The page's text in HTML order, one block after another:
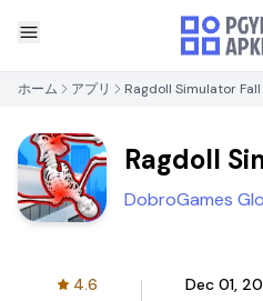
ホーム アプリ Ragdoll Simulator
Ragdoll
Game
DobroGames
4.6 Dec 01,